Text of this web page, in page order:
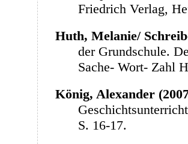
Friedrich Verlag,
Huth, Melanie/
der Grundschule.
Sache- Wort- Zahl
König, Alexander
S. 16-17.